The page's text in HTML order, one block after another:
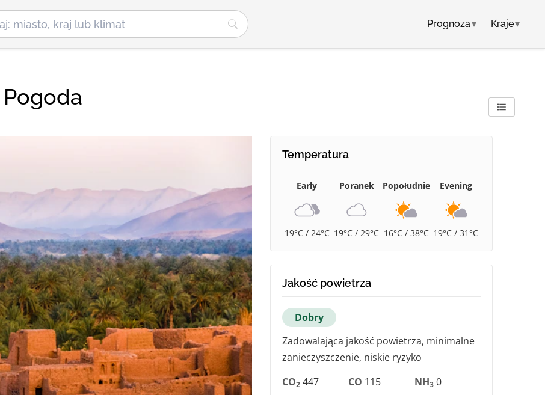
Prognoza▾ Kraje▾
Temperatura
Early
19°C / 24°C
Poranek
19°C / 29°C
Popołudnie
16°C / 38°C
Evening
19°C / 31°C
Jakość powietrza
Dobry
Zadowalająca jakość powietrza, minimalne
zanieczyszczenie, niskie ryzyko
CO2 447 CO 115 NH3 0